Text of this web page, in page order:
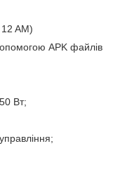
AM)
APK файлів
Вт;